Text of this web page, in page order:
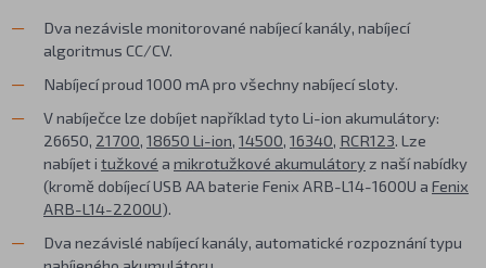
Dva nezávisle monitorované nabíjecí kanály, nabíjecí
algoritmus CC/CV.
Nabíjecí proud 1000 mA pro všechny nabíjecí sloty.
V nabíječce lze dobíjet například tyto Li-ion akumulátory:
26650, 21700, 18650 Li-ion, 14500, 16340, RCR123. Lze
nabíjet i tužkové a mikrotužkové akumulátoryz naší nabídky
(kromě dobíjecí USB AA baterie Fenix ARB-L14-1600U a Fenix
ARB-L14-2200U).
Dva nezávislé nabíjecí kanály, automatické rozpoznání typu